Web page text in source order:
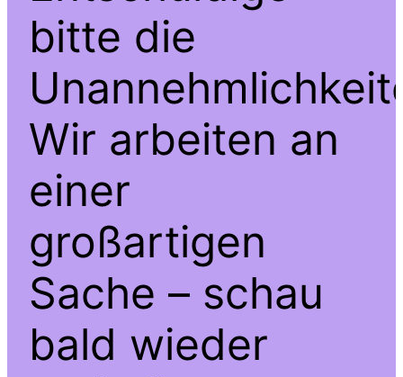
bitte die
Wir arbeiten an
einer
großartigen
Sache – schau
bald wieder